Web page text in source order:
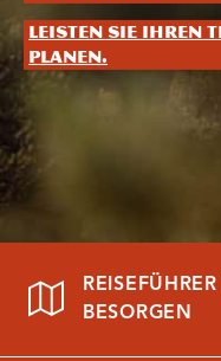
Leisten Sie Ihren
planen.
BESORGEN